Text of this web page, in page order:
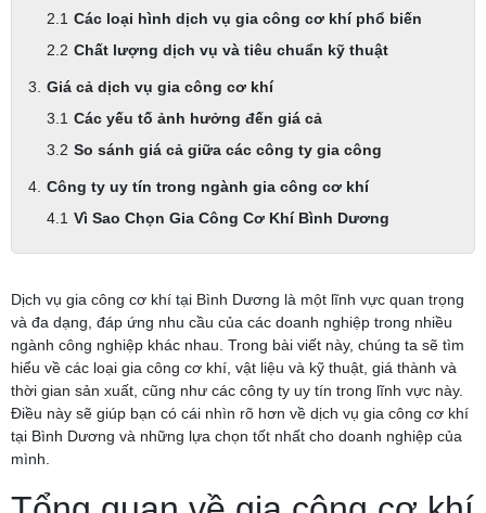
Các loại hình dịch vụ gia công cơ khí phổ biến
Chất lượng dịch vụ và tiêu chuẩn kỹ thuật
Giá cả dịch vụ gia công cơ khí
Các yếu tố ảnh hưởng đến giá cả
So sánh giá cả giữa các công ty gia công
Công ty uy tín trong ngành gia công cơ khí
Vì Sao Chọn Gia Công Cơ Khí Bình Dương
Dịch vụ gia công cơ khí tại Bình Dương là một lĩnh vực quan trọng
và đa dạng, đáp ứng nhu cầu của các doanh nghiệp trong nhiều
ngành công nghiệp khác nhau. Trong bài viết này, chúng ta sẽ tìm
hiểu về các loại gia công cơ khí, vật liệu và kỹ thuật, giá thành và
thời gian sản xuất, cũng như các công ty uy tín trong lĩnh vực này.
Điều này sẽ giúp bạn có cái nhìn rõ hơn về dịch vụ gia công cơ khí
tại Bình Dương và những lựa chọn tốt nhất cho doanh nghiệp của
mình.